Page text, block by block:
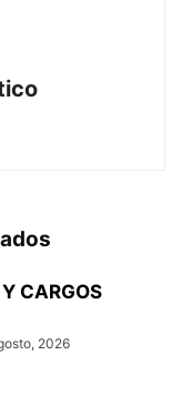
CARGOS
2026